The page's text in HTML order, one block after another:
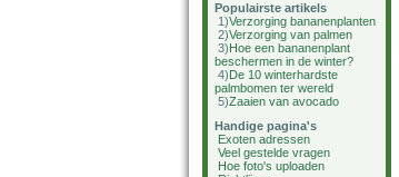
Populairste artikels
1)Verzorging bananenplanten
2)Verzorging van palmen
3)Hoe een bananenplant
beschermen in de winter?
4)De 10 winterhardste
palmbomen ter wereld
5)Zaaien van avocado
Handige pagina's
Exoten adressen
Veel gestelde vragen
Hoe foto's uploaden